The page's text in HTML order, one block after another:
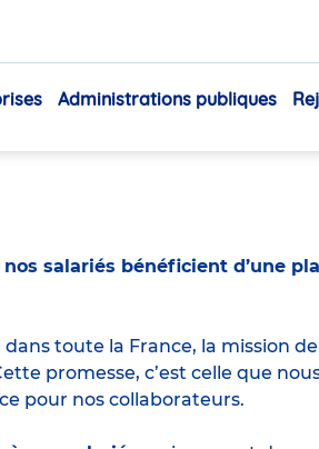
Administrations publiques
eux-mêmes
en crèche
nos salariés bénéficient d’une
toute la France, la mission
promesse, c’est celle que
pour nos collaborateurs.